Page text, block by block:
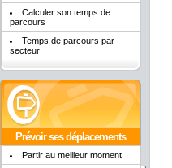
Calculer son temps de
parcours
Temps de parcours par
secteur
Prévoir ses déplacements
Partir au meilleur moment